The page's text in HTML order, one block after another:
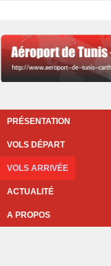
PRÉSENTATION
VOLS DÉPART
VOLS ARRIVÉE
ACTUALITÉ
A PROPOS